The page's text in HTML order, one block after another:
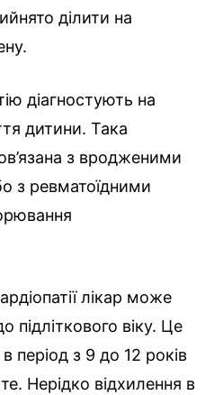
ділити на
діагностують на
дитини. Така
з вродженими
з ревматоїдними
лікар може
підліткового віку. Це
період з 9 до 12 років
Нерідко відхилення в